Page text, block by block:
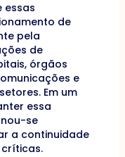
essas
de
pela
de
órgãos
e
Em um
essa
se
a continuidade